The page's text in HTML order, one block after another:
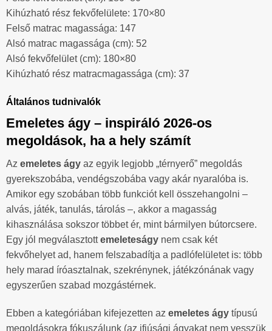
Kihúzható rész fekvőfelülete: 170×80
Felső matrac magassága: 147
Alsó matrac magassága (cm): 52
Alsó fekvőfelület (cm): 180×80
Kihúzható rész matracmagassága (cm): 37
Általános tudnivalók
Emeletes ágy – inspiráló 2026-os
megoldások, ha a hely számít
Az emeletes ágy az egyik legjobb „térnyerő” megoldás
gyerekszobába, vendégszobába vagy akár nyaralóba is.
Amikor egy szobában több funkciót kell összehangolni –
alvás, játék, tanulás, tárolás –, akkor a magasság
kihasználása sokszor többet ér, mint bármilyen bútorcsere.
Egy jól megválasztottemeleteságy nem csak két
fekvőhelyet ad, hanem felszabadítja a padlófelületet is: több
hely marad íróasztalnak, szekrénynek, játékzónának vagy
egyszerűen szabad mozgástérnek.
Ebben a kategóriában kifejezetten az emeletes ágy típusú
megoldásokra fókuszálunk (az ifjúsági ágyakat nem vesszük